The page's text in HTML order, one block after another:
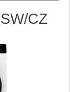
CZ